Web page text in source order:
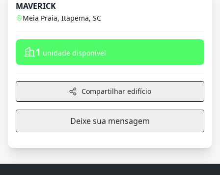
MAVERICK
Meia Praia, Itapema, SC
1 unidade disponível
Compartilhar edifício
Deixe sua mensagem